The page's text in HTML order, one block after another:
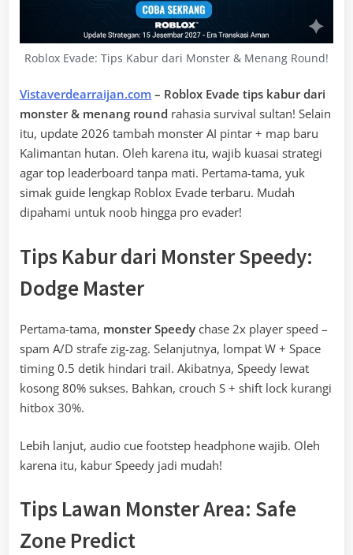
Roblox Evade: Tips Kabur dari Monster & Menang Round!
Vistaverdearraijan.com – Roblox Evade tips kabur dari
monster & menang round rahasia survival sultan! Selain
itu, update 2026 tambah monster AI pintar + map baru
Kalimantan hutan. Oleh karena itu, wajib kuasai strategi
agar top leaderboard tanpa mati. Pertama-tama, yuk
simak guide lengkap Roblox Evade terbaru. Mudah
dipahami untuk noob hingga pro evader!
Tips Kabur dari Monster Speedy:
Dodge Master
Pertama-tama, monster Speedy chase 2x player speed –
spam A/D strafe zig-zag. Selanjutnya, lompat W + Space
timing 0.5 detik hindari trail. Akibatnya, Speedy lewat
kosong 80% sukses. Bahkan, crouch S + shift lock kurangi
hitbox 30%.
Lebih lanjut, audio cue footstep headphone wajib. Oleh
karena itu, kabur Speedy jadi mudah!
Tips Lawan Monster Area: Safe
Zone Predict